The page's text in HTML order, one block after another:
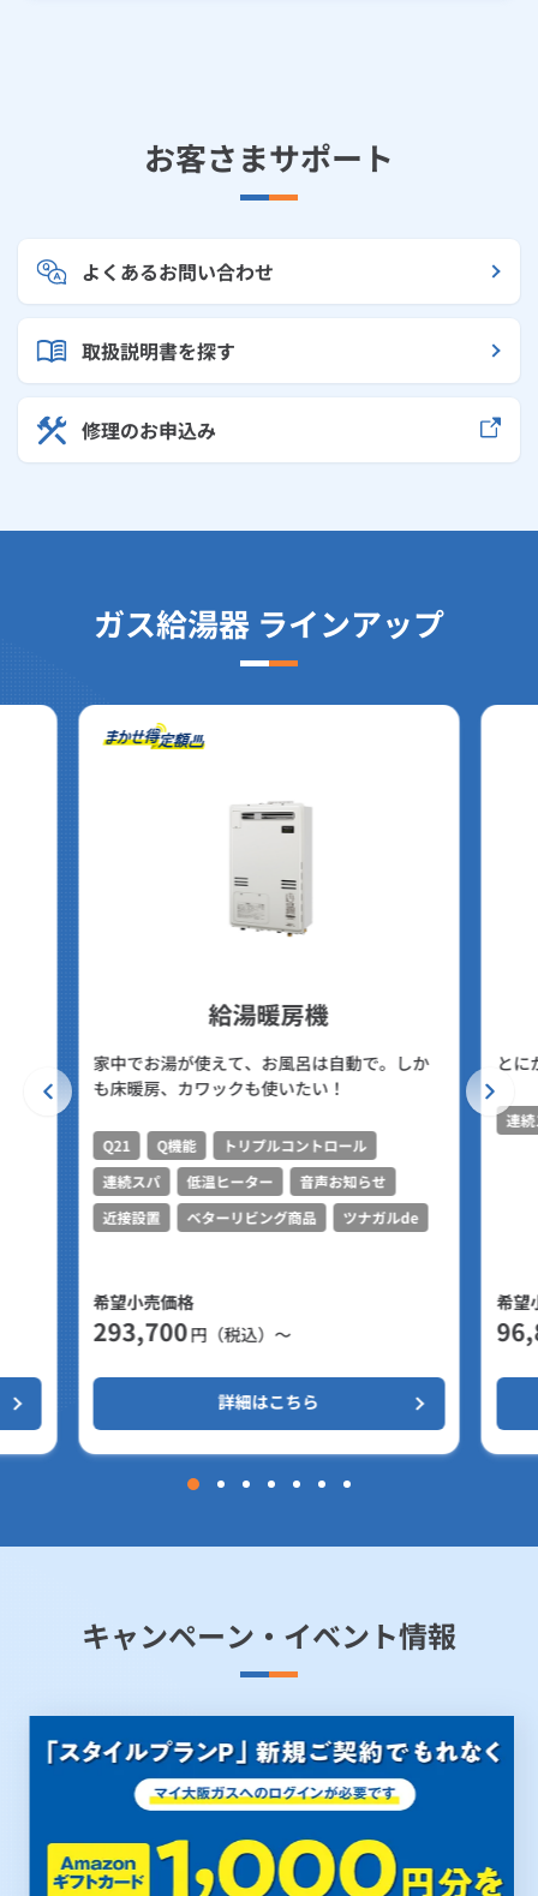
お客さまサポート
よくあるお問い合わせ
取扱説明書を探す
修理のお申込み
ガス給湯器 ラインアップ
給湯暖房機
家中でお湯が使えて、お風呂は自動で。しか
も床暖房、カワックも使いたい！
Q21 Q機能
トリプルコントロール
連続スパ
低温ヒーター
音声お知らせ
近接設置
ベターリビング商品 ツナガルde
希望小売価格
293,700円（税込）～
詳細はこちら
とに
連
希望
キャンペーン・イベント情報